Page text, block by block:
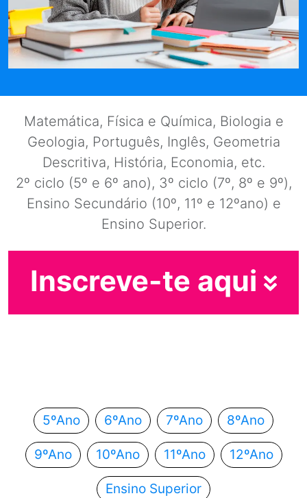
Matemática, Física e Química, Biologia e
Geologia, Português, Inglês, Geometria
Descritiva, História, Economia, etc.
2º ciclo (5º e 6º ano), 3º ciclo (7º, 8º e 9º),
Ensino Secundário (10º, 11º e 12ºano) e
Ensino Superior.
Inscreve-te aqui
5ºAno 6ºAno 7ºAno 8ºAno
9ºAno 10ºAno 11ºAno 12ºAno
Ensino Superior